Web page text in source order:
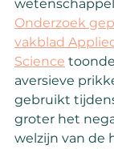
Onderzoek
vakblad
Science
aversieve
gebruikt
groter het
welzijn van de